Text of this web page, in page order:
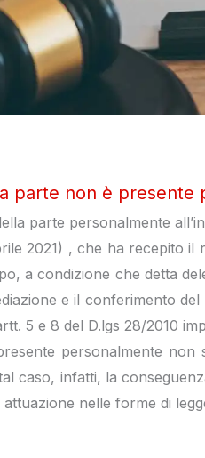
parte non è
parte personalmente
2021) , che ha recepito
a condizione che detta
e il conferimento
5 e 8 del D.lgs 28/2010
personalmente
caso, infatti, la
nelle forme di